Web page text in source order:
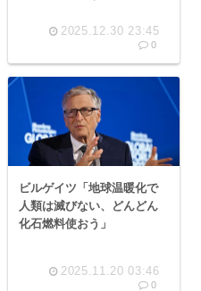
屋、札幌に次ぐ5番手な理由
2025.12.30 23:45
0
ビルゲイツ「地球温暖化で
人類は滅びない、どんどん
化石燃料使おう」
2025.11.20 03:46
0